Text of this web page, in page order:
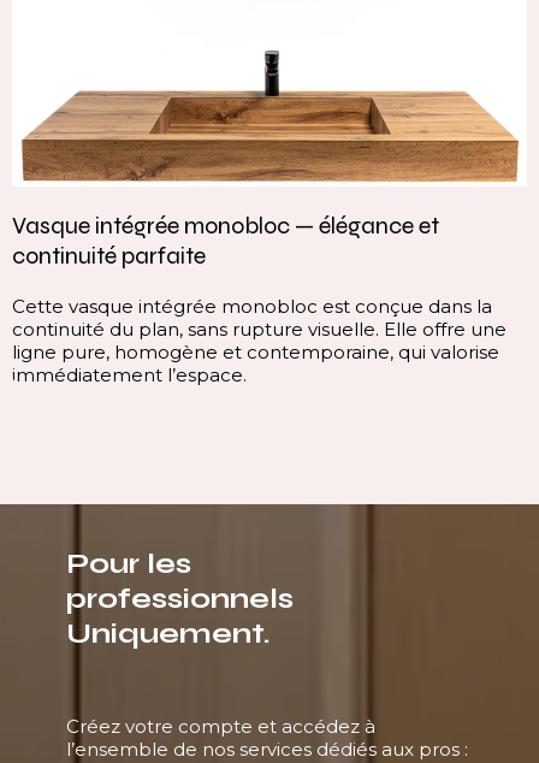
Vasque intégrée monobloc — élégance et
continuité parfaite
Cette vasque intégrée monobloc est conçue dans la
continuité du plan, sans rupture visuelle. Elle offre une
ligne pure, homogène et contemporaine, qui valorise
immédiatement l’espace.
Pour les
professionnels
Uniquement.
Créez votre compte et accédez à
l’ensemble de nos services dédiés aux pros :